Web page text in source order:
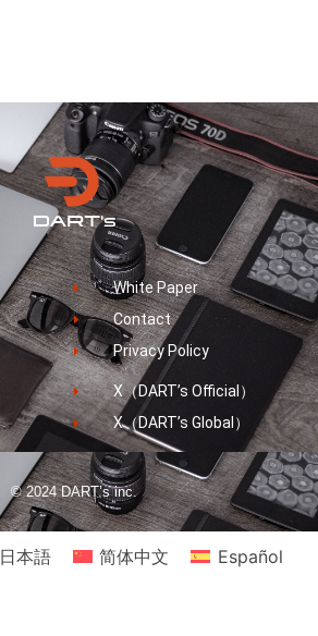
White Paper
Contact
Privacy Policy
X（DART’s Official）
X（DART’s Global）
© 2024 DART’s inc.
日本語 简体中文 Español